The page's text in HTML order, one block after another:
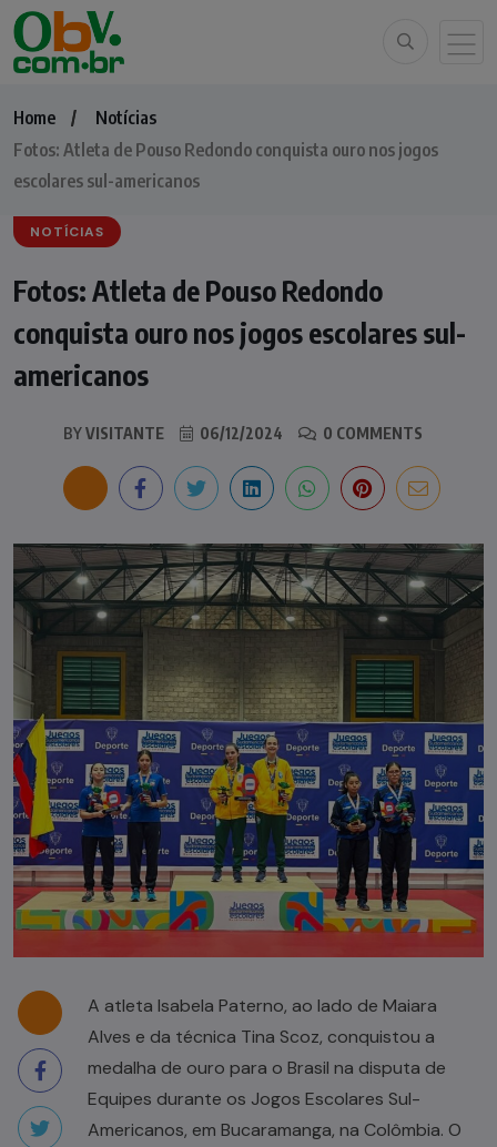
Home
Notícias
Fotos: Atleta de Pouso Redondo conquista ouro nos jogos
escolares sul-americanos
NOTÍCIAS
Fotos: Atleta de Pouso Redondo
conquista ouro nos jogos escolares sul-
americanos
BYVISITANTE 06/12/2024 0 COMMENTS
A atleta Isabela Paterno, ao lado de Maiara
Alves e da técnica Tina Scoz, conquistou a
medalha de ouro para o Brasil na disputa de
Equipes durante os Jogos Escolares Sul-
Americanos, em Bucaramanga, na Colômbia. O